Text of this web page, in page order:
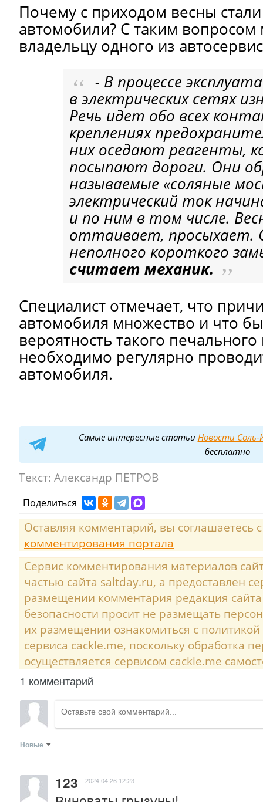
Почему с приходом весны
автомобили? С таким
владельцу одного из
- В процессе
в электрических сетях
Речь идет обо всех
креплениях
них оседают реагенты,
посыпают дороги. Они
называемые «соляные
электрический ток
и по ним в том числе.
оттаивает, просыхает.
неполного короткого
считает механик.
Специалист отмечает, что
автомобиля множество и что
вероятность такого печального
необходимо регулярно
автомобиля.
Самые интересные статьи Новости Соль-
бесплатно
Текст: Александр ПЕТРОВ
Поделиться
Оставляя комментарий, вы соглашаетесь
комментирования портала
Сервис комментирования материалов
частью сайта saltday.ru, а предоставлен
размещении комментария редакция
безопасности просит не размещать
их размещении ознакомиться с
сервиса cackle.me, поскольку обработка
осуществляется сервисом cackle.me
1 комментарий
Новые
123 2024.04.26 12:23